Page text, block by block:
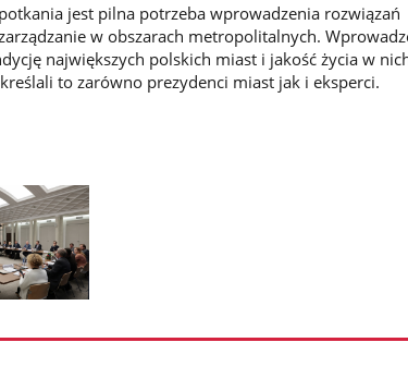
jest pilna potrzeba wprowadzenia rozwiązań
w obszarach metropolitalnych.
największych polskich miast i jakość życia w
to zarówno prezydenci miast jak i eksperci.